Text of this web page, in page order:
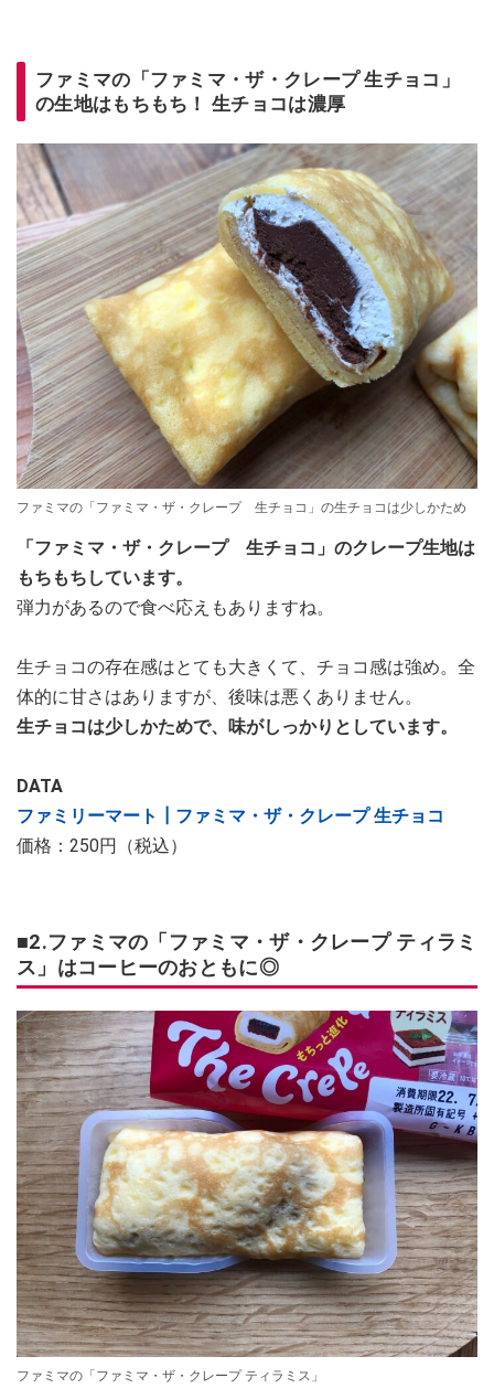
ファミマの「ファミマ・ザ・クレープ 生チョコ」
の生地はもちもち！ 生チョコは濃厚
ファミマの「ファミマ・ザ・クレープ 生チョコ」の生チョコは少しかため
「ファミマ・ザ・クレープ 生チョコ」のクレープ生地は
もちもちしています。
弾力があるので食べ応えもありますね。
生チョコの存在感はとても大きくて、チョコ感は強め。全
体的に甘さはありますが、後味は悪くありません。
生チョコは少しかためで、味がしっかりとしています。
DATA
ファミリーマート┃ファミマ・ザ・クレープ 生チョコ
価格：250円（税込）
■2.ファミマの「ファミマ・ザ・クレープ ティラミ
ス」はコーヒーのおともに◎
ファミマの「ファミマ・ザ・クレープ ティラミス」